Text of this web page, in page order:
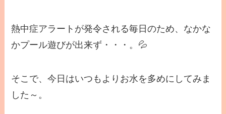
熱中症アラートが発令される毎日のため、なかな
かプール遊びが出来ず・・・。💦
そこで、今日はいつもよりお水を多めにしてみま
した～。